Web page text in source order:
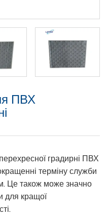
ПВХ
градирні ПВХ
терміну служби
Це також може значно
для кращої